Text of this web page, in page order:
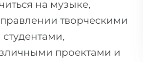
на музыке,
творческими
проектами и